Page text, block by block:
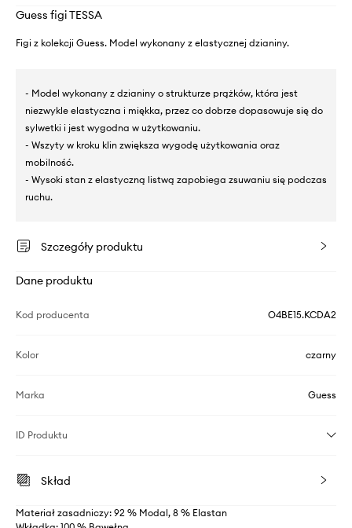
Guess figi TESSA
Figi z kolekcji Guess. Model wykonany z elastycznej dzianiny.
- Model wykonany z dzianiny o strukturze prążków, która jest
niezwykle elastyczna i miękka, przez co dobrze dopasowuje się do
sylwetki i jest wygodna w użytkowaniu.
- Wszyty w kroku klin zwiększa wygodę użytkowania oraz
mobilność.
- Wysoki stan z elastyczną listwą zapobiega zsuwaniu się podczas
ruchu.
Szczegóły produktu
Dane produktu
Kod producenta O4BE15.KCDA2
Kolor czarny
Marka Guess
ID Produktu
Skład
Materiał zasadniczy: 92 % Modal, 8 % Elastan